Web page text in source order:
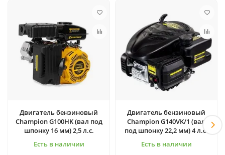
Двигатель бензиновый
Champion G100HK (вал под
шпонку 16 мм) 2,5 л.с.
Есть в наличии
Двигатель бензиновый
Champion G140VK/1 (вал
под шпонку 22,2 мм) 4 л.с.
Есть в наличии